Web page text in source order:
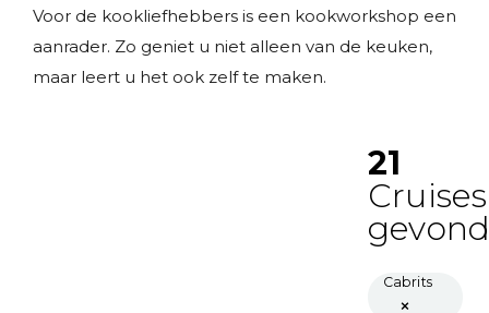
Voor de kookliefhebbers is een kookworkshop een
aanrader. Zo geniet u niet alleen van de keuken,
maar leert u het ook zelf te maken.